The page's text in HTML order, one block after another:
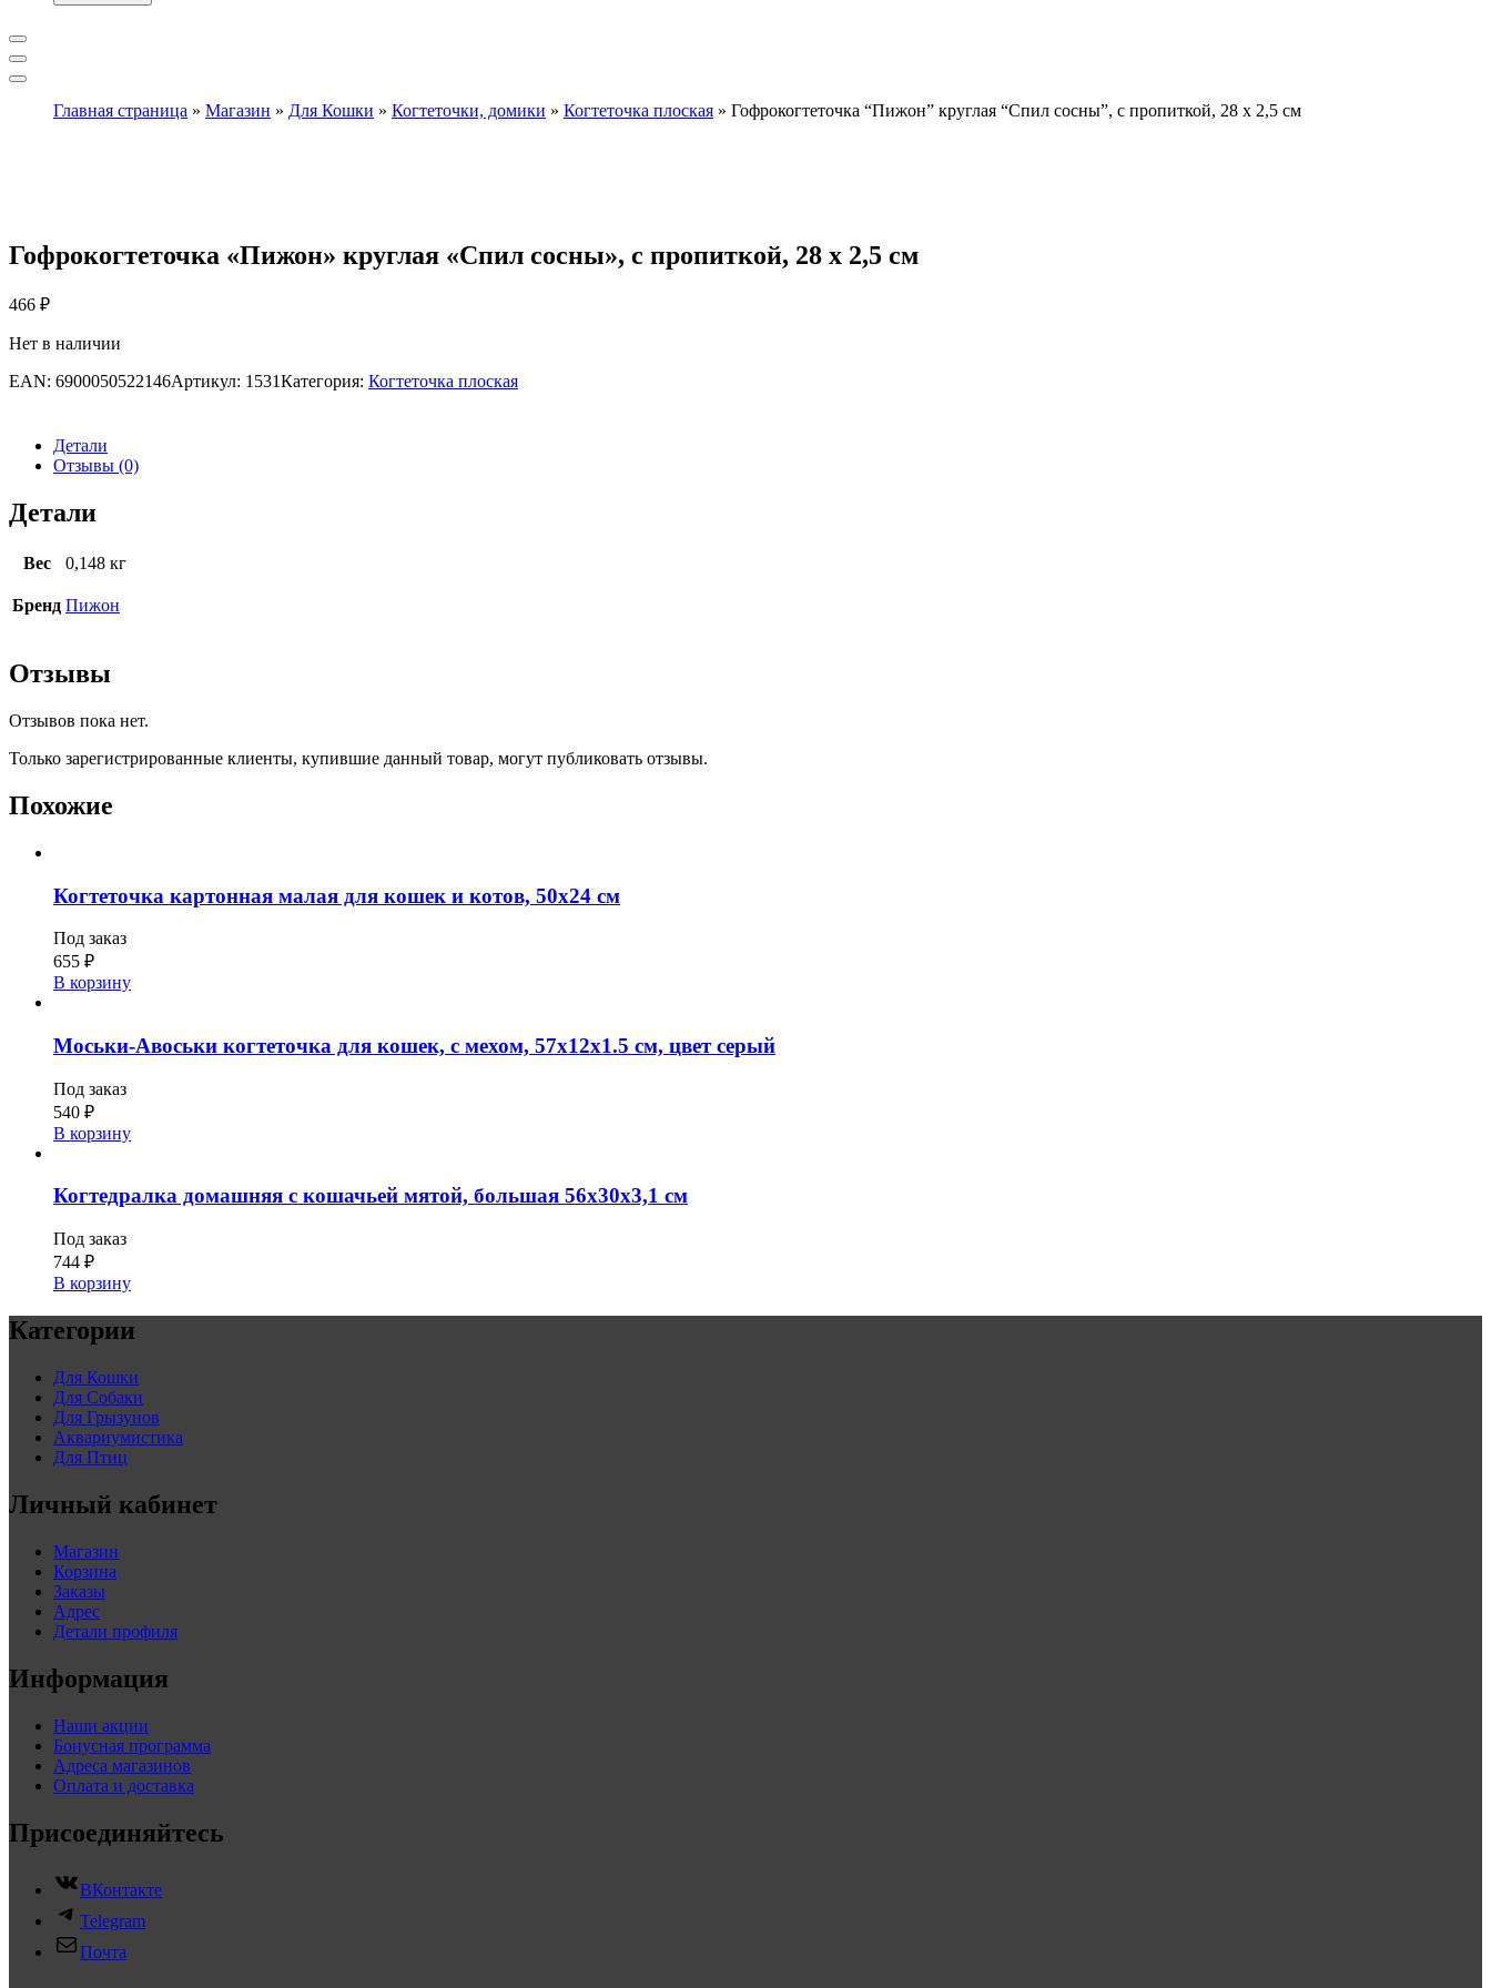
Главная страница » Магазин » Для Кошки » Когтеточки, домики » Когтеточка плоская » Гофрокогтеточка “Пижон” круглая “Спил сосны”, с пропиткой, 28 х 2,5 см
Гофрокогтеточка «Пижон» круглая «Спил сосны», с пропиткой, 28 х 2,5 см
466 ₽
Нет в наличии
EAN: 6900050522146Артикул: 1531Категория: Когтеточка плоская
Детали
Отзывы (0)
Детали
Вес 0,148 кг
Бренд Пижон
Отзывы
Отзывов пока нет.
Только зарегистрированные клиенты, купившие данный товар, могут публиковать отзывы.
Похожие
Когтеточка картонная малая для кошек и котов, 50х24 см
Под заказ
655 ₽
В корзину
Моськи-Авоськи когтеточка для кошек, с мехом, 57х12х1.5 см, цвет серый
Под заказ
540 ₽
В корзину
Когтедралка домашняя с кошачьей мятой, большая 56х30х3,1 см
Под заказ
744 ₽
В корзину
Категории
Для Кошки
Для Собаки
Для Грызунов
Аквариумистика
Для Птиц
Личный кабинет
Магазин
Корзина
Заказы
Адрес
Детали профиля
Информация
Наши акции
Бонусная программа
Адреса магазинов
Оплата и доставка
Присоединяйтесь
ВКонтакте
Telegram
Почта